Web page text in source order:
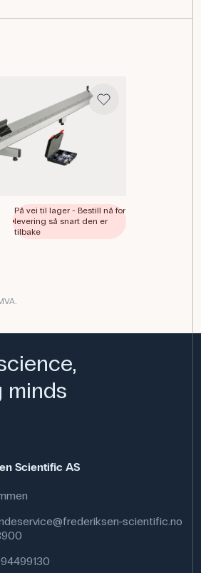
i fotocellen, registreres
tilbehørssett
og er et viktig verktøy i
for eksperimentelt arbeid med
På vei til lager - Bestill nå for
levering så snart den er
tilbake
minds
Scientific AS
scientific.no